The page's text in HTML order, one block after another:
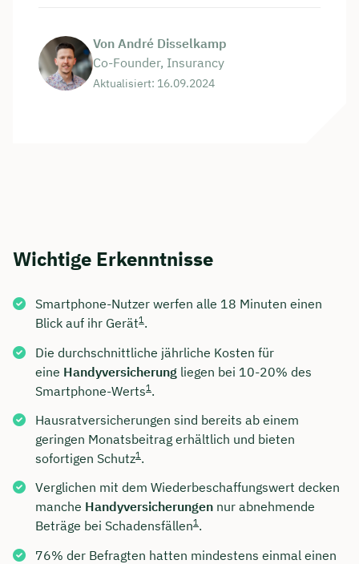
Von André Disselkamp
Co-Founder, Insurancy
Aktualisiert: 16.09.2024
Wichtige Erkenntnisse
Smartphone-Nutzer werfen alle 18 Minuten einen
Blick auf ihr Gerät1.
Die durchschnittliche jährliche Kosten für
eine Handyversicherung liegen bei 10-20% des
Smartphone-Werts1.
Hausratversicherungen sind bereits ab einem
geringen Monatsbeitrag erhältlich und bieten
sofortigen Schutz1.
Verglichen mit dem Wiederbeschaffungswert decken
manche Handyversicherungen nur abnehmende
Beträge bei Schadensfällen1.
76% der Befragten hatten mindestens einmal einen